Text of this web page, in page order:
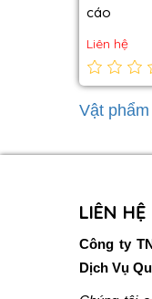
cáo
Liên hệ
Vật
LIÊN HỆ
Công ty
Dịch Vụ